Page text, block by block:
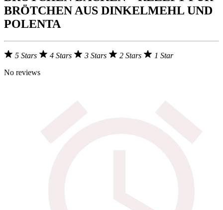
BRÖTCHEN AUS DINKELMEHL UND
POLENTA
5 Stars 4 Stars 3 Stars 2 Stars
1 Star
No reviews